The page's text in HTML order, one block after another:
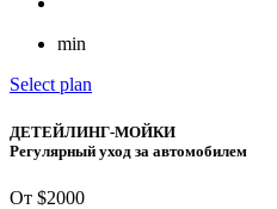
min
Select plan
ДЕТЕЙЛИНГ-МОЙКИ
Регулярный уход за автомобилем
От $2000